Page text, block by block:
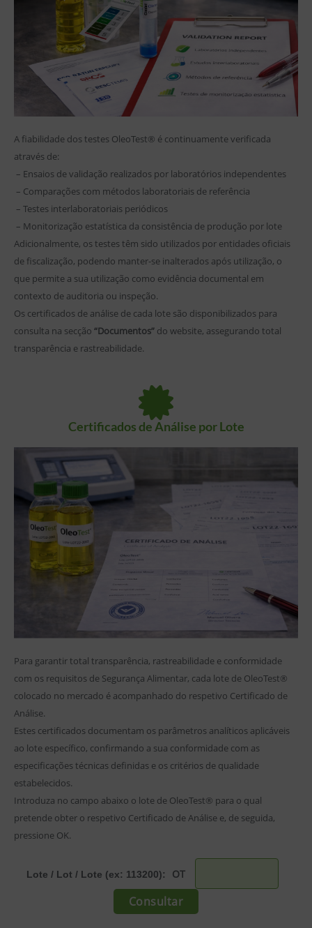
A fiabilidade dos testes OleoTest® é continuamente verificada
através de:
– Ensaios de validação realizados por laboratórios independentes
– Comparações com métodos laboratoriais de referência
– Testes interlaboratoriais periódicos
– Monitorização estatística da consistência de produção por lote
Adicionalmente, os testes têm sido utilizados por entidades oficiais
de fiscalização, podendo manter-se inalterados após utilização, o
que permite a sua utilização como evidência documental em
contexto de auditoria ou inspeção.
Os certificados de análise de cada lote são disponibilizados para
consulta na secção “Documentos” do website, assegurando total
transparência e rastreabilidade.
Certificados de Análise por Lote
Para garantir total transparência, rastreabilidade e conformidade
com os requisitos de Segurança Alimentar, cada lote de OleoTest®
colocado no mercado é acompanhado do respetivo Certificado de
Análise.
Estes certificados documentam os parâmetros analíticos aplicáveis
ao lote específico, confirmando a sua conformidade com as
especificações técnicas definidas e os critérios de qualidade
estabelecidos.
Introduza no campo abaixo o lote de OleoTest® para o qual
pretende obter o respetivo Certificado de Análise e, de seguida,
pressione OK.
Lote / Lot / Lote (ex: 113200): OT